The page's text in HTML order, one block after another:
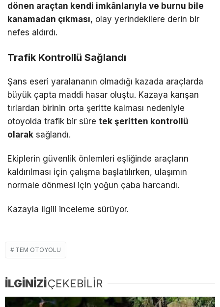
dönen araçtan kendi imkânlarıyla ve burnu bile
kanamadan çıkması, olay yerindekilere derin bir
nefes aldırdı.
Trafik Kontrollü Sağlandı
Şans eseri yaralananın olmadığı kazada araçlarda
büyük çapta maddi hasar oluştu. Kazaya karışan
tırlardan birinin orta şeritte kalması nedeniyle
otoyolda trafik bir süre tek şeritten kontrollü
olarak sağlandı.
Ekiplerin güvenlik önlemleri eşliğinde araçların
kaldırılması için çalışma başlatılırken, ulaşımın
normale dönmesi için yoğun çaba harcandı.
Kazayla ilgili inceleme sürüyor.
TEM OTOYOLU
İLGİNİZİÇEKEBİLİR